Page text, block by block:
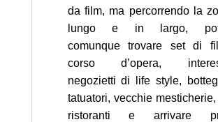
da film, ma percorrendo la
lungo e in largo,
comunque trovare set di
corso d’opera,
negozietti di life style,
tatuatori, vecchie
ristoranti e arrivare